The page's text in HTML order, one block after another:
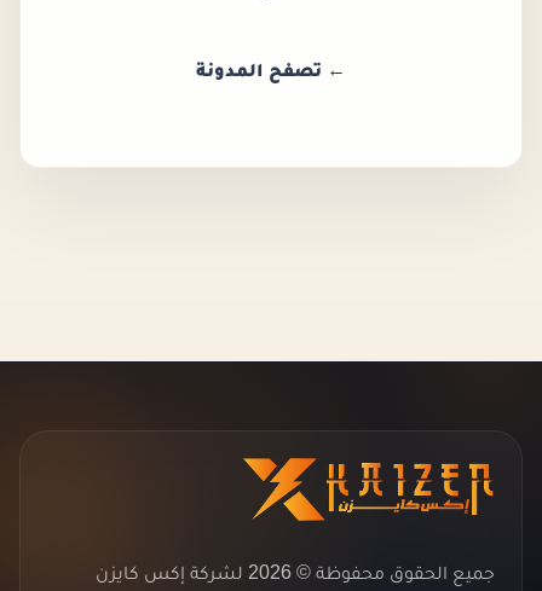
← تصفح المدونة
جميع الحقوق محفوظة © 2026 لشركة إكس كايزن